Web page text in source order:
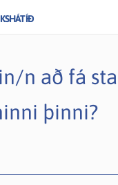
n að fá
þinni?